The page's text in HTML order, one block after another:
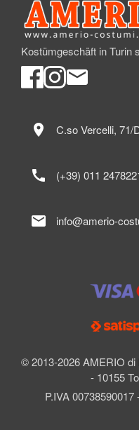
Kostümgeschäft in Turin
© 2013-2026 AMERIO
- 10155
P.IVA
location_on C.so Vercelli, 71/
call (+39) 011
mail info@amerio-